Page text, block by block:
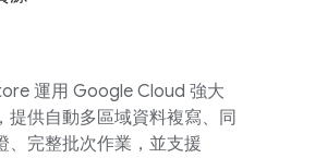
運用 Google Cloud 強大
提供自動多區域資料複寫、同
、完整批次作業，並支援